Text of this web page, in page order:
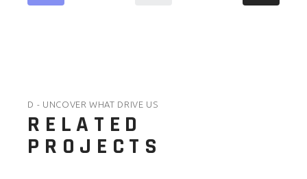
D - UNCOVER WHAT DRIVE US
RELATED
PROJECTS